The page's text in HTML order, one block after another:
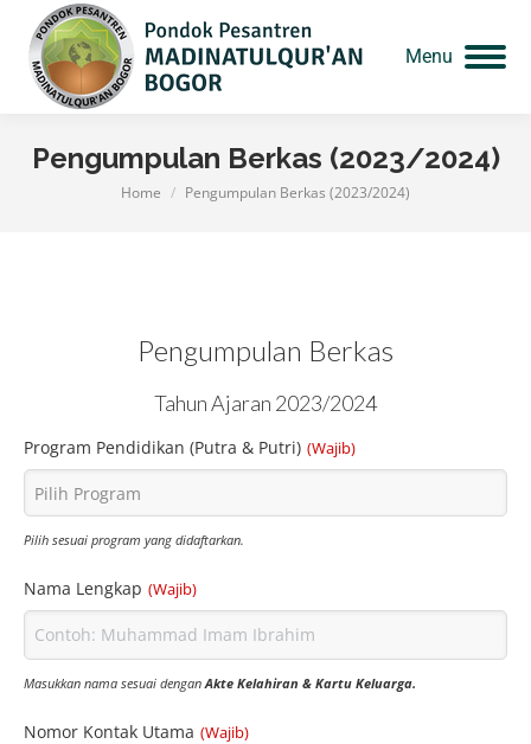
Menu
Pengumpulan Berkas (2023/2024)
You are here:
Home Pengumpulan Berkas (2023/2024)
Pengumpulan Berkas
Tahun Ajaran 2023/2024
Program Pendidikan (Putra & Putri) (Wajib)
Pilih sesuai program yang didaftarkan.
Nama Lengkap (Wajib)
Masukkan nama sesuai denganAkte Kelahiran & Kartu Keluarga.
Nomor Kontak Utama (Wajib)